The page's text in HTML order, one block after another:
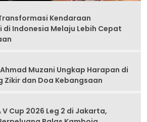
Kendaraan
di Indonesia Melaju Lebih Cepat
Ahmad Muzani Ungkap Harapan di
Zikir dan Doa Kebangsaan
V Cup 2026 Leg 2 di Jakarta,